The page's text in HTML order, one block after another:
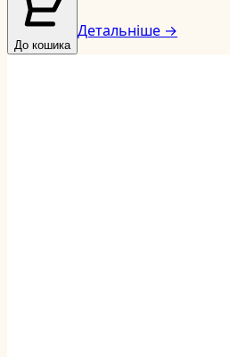
До кошика
Детальніше →